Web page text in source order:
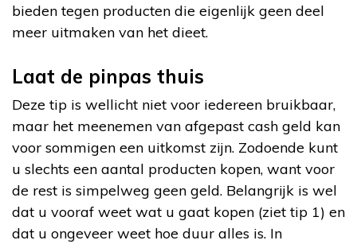
bieden tegen producten die eigenlijk geen deel
meer uitmaken van het dieet.
Laat de pinpas thuis
Deze tip is wellicht niet voor iedereen bruikbaar,
maar het meenemen van afgepast cash geld kan
voor sommigen een uitkomst zijn. Zodoende kunt
u slechts een aantal producten kopen, want voor
de rest is simpelweg geen geld. Belangrijk is wel
dat u vooraf weet wat u gaat kopen (ziet tip 1) en
dat u ongeveer weet hoe duur alles is. In